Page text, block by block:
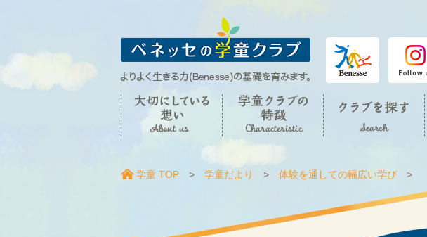
学童 TOP 学童だより 体験を通しての幅広い学び